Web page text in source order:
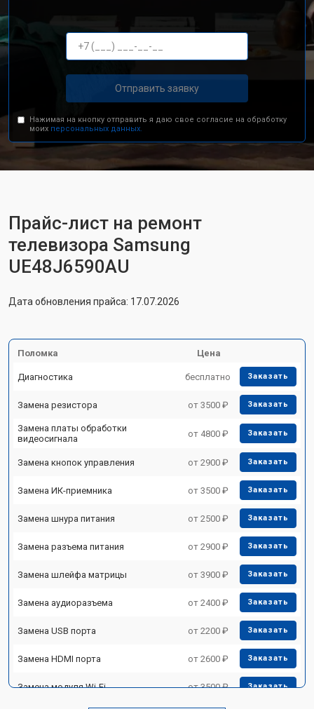
Отправить заявку
Нажимая на кнопку отправить я даю свое согласие на обработку
моих персональных данных.
Прайс-лист на ремонт
телевизора Samsung
UE48J6590AU
Дата обновления прайса: 17.07.2026
Поломка Цена
Диагностика бесплатно Заказать
Замена резистора от 3500 ₽ Заказать
Замена платы обработки
видеосигнала
от 4800 ₽ Заказать
Замена кнопок управления от 2900 ₽ Заказать
Замена ИК-приемника от 3500 ₽ Заказать
Замена шнура питания от 2500 ₽ Заказать
Замена разъема питания от 2900 ₽ Заказать
Замена шлейфа матрицы от 3900 ₽ Заказать
Замена аудиоразъема от 2400 ₽ Заказать
Замена USB порта от 2200 ₽ Заказать
Замена HDMI порта от 2600 ₽ Заказать
Замена модуля Wi-Fi от 3500 ₽ Заказать